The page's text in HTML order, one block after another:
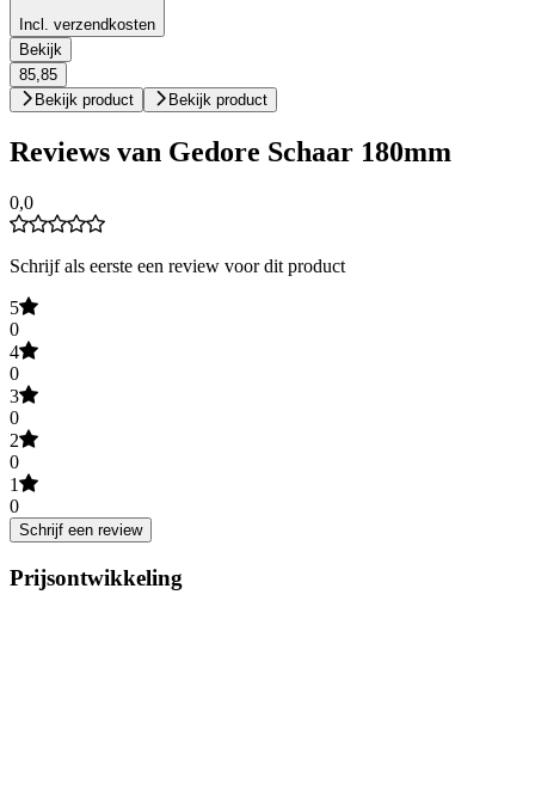
Incl. verzendkosten
Bekijk
85,85
Bekijk product
Bekijk product
Reviews van Gedore Schaar 180mm
0,0
Schrijf als eerste een review voor dit product
5
0
4
0
3
0
2
0
1
0
Schrijf een review
Prijsontwikkeling